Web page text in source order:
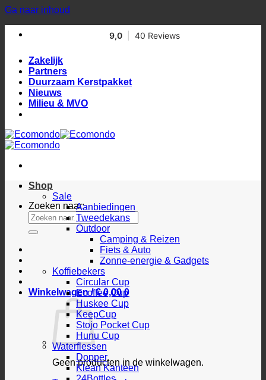
Ga naar inhoud
Zakelijk
Partners
Duurzaam Kerstpakket
Nieuws
Milieu & MVO
Zoeken naar:
Winkelwagen /€0,00 0
Geen producten in de winkelwagen.
Shop
Sale
Aanbiedingen
Tweedekans
Outdoor
Camping & Reizen
Fiets & Auto
Zonne-energie & Gadgets
Koffiebekers
Circular Cup
Ecoffee Cup
Huskee Cup
KeepCup
Stojo Pocket Cup
Hunu Cup
Waterflessen
Dopper
Klean Kanteen